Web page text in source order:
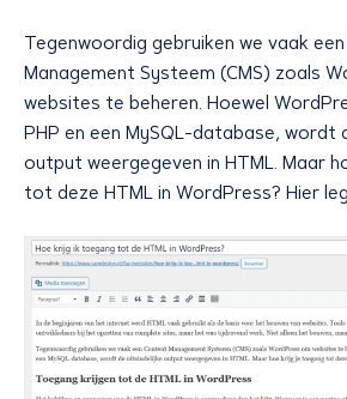
Tegenwoordig gebruiken we vaak
Management Systeem (CMS) zoals
websites te beheren. Hoewel
PHP en een MySQL-database, wordt
output weergegeven in HTML. Maar
tot deze HTML in WordPress? Hier